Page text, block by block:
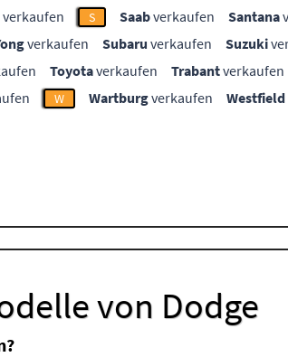
verkaufen S Saabverkaufen Santana
verkaufen Subaru verkaufen Suzuki
Toyotaverkaufen Trabantverkaufen
W Wartburgverkaufen Westfield
von Dodge